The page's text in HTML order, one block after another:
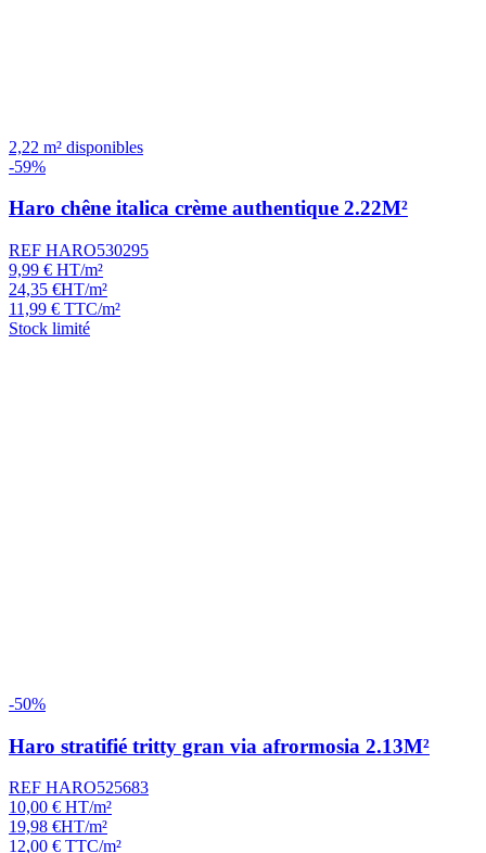
2,22 m² disponibles
-59%
Haro chêne italica crème authentique 2.22M²
REF HARO530295
9,99 € HT/m²
24,35 €HT/m²
11,99 € TTC/m²
Stock limité
-50%
Haro stratifié tritty gran via afrormosia 2.13M²
REF HARO525683
10,00 € HT/m²
19,98 €HT/m²
12,00 € TTC/m²